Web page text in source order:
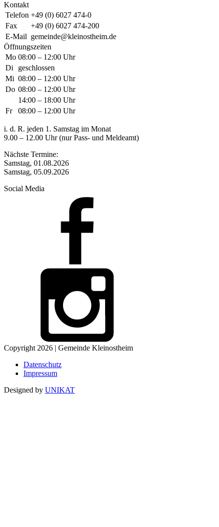
Kontakt
Telefon +49 (0) 6027 474-0
Fax
+49 (0) 6027 474-200
E-Mail gemeinde@kleinostheim.de
Öffnungszeiten
Mo 08:00 – 12:00 Uhr
Di
geschlossen
Mi 08:00 – 12:00 Uhr
Do 08:00 – 12:00 Uhr
14:00 – 18:00 Uhr
Fr
08:00 – 12:00 Uhr
i. d. R. jeden 1. Samstag im Monat
9.00 – 12.00 Uhr (nur Pass- und Meldeamt)
Nächste Termine:
Samstag, 01.08.2026
Samstag, 05.09.2026
Social Media
Copyright 2026 | Gemeinde Kleinostheim
Datenschutz
Impressum
Designed by UNIKAT